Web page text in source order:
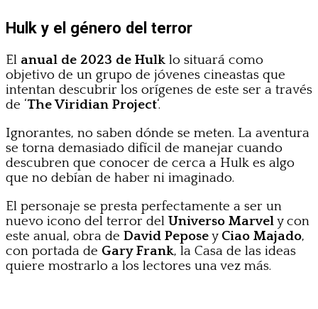
Hulk y el género del terror
El anual de 2023 de Hulk lo situará como
objetivo de un grupo de jóvenes cineastas que
intentan descubrir los orígenes de este ser a través
de ‘The Viridian Project‘.
Ignorantes, no saben dónde se meten. La aventura
se torna demasiado difícil de manejar cuando
descubren que conocer de cerca a Hulk es algo
que no debían de haber ni imaginado.
El personaje se presta perfectamente a ser un
nuevo icono del terror del Universo Marvely con
este anual, obra de David Peposey Ciao Majado,
con portada de Gary Frank, la Casa de las ideas
quiere mostrarlo a los lectores una vez más.